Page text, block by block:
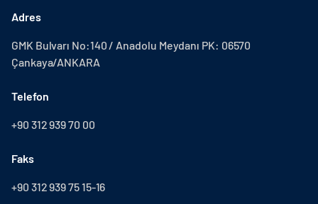
Adres
GMK Bulvarı No:140 / Anadolu Meydanı PK: 06570
Çankaya/ANKARA
Telefon
+90 312 939 70 00
Faks
+90 312 939 75 15-16